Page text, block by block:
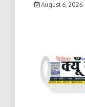
August 6, 2026